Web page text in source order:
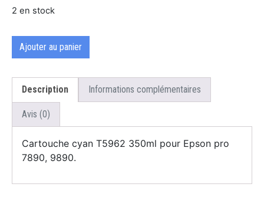
2 en stock
Ajouter au panier
Description Informations complémentaires
Avis (0)
Cartouche cyan T5962 350ml pour Epson pro
7890, 9890.